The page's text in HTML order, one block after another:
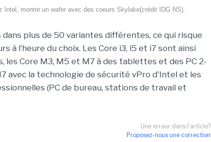
Intel, montre un wafer avec des coeurs Skylake(crédit IDG NS).
plus de 50 variantes différentes, ce qui risque
à l’heure du choix. Les Core i3, i5 et i7 sont ainsi
les Core M3, M5 et M7 à des tablettes et des PC 2-
avec la technologie de sécurité vPro d'Intel et les
(PC de bureau, stations de travail et
Une erreur dans l'article?
Proposez-nous une correction